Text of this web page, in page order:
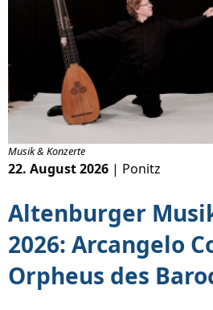
Altenburger
2026: Arcangelo
Orpheus des
Musik & Konzerte
22. August 2026 | Ponitz